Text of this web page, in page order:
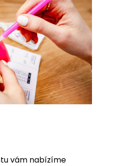
vám nabízíme